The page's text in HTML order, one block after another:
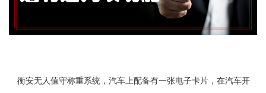
衡安无人值守称重系统，汽车上配备有一张电子卡片，在汽车开